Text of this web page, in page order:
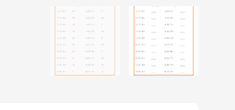
واحد
أفقي